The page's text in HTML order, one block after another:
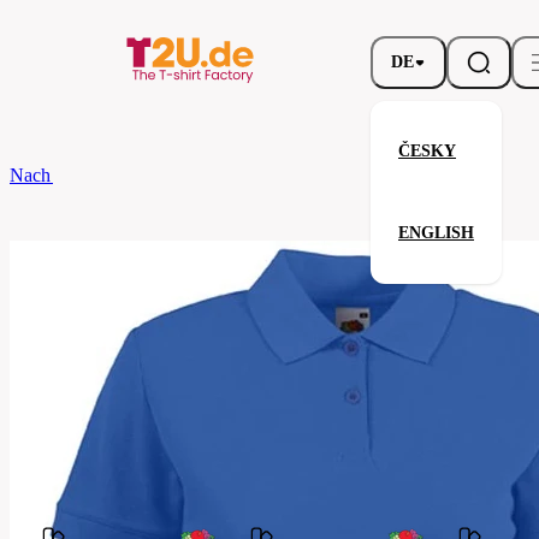
DE
ČESKY
ENGLISH
Nach dem Brand
Ladies 65/35 Polo
Parameter
Marke
of the
Verwandte Produkte